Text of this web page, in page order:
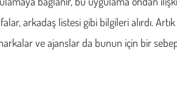
arkadaş listesi gibi bilgileri alırdı.
ve ajanslar da bunun için bir